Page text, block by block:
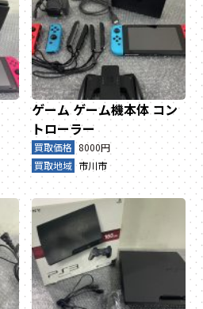
ゲーム ゲーム機本体 コン
トローラー
買取価格 8000円
買取地域 市川市